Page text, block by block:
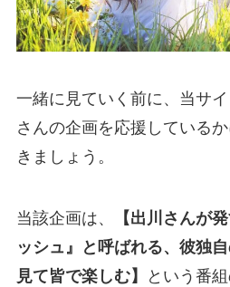
一緒に見ていく前に、当サ
さんの企画を応援している
きましょう。
当該企画は、
【出川さんが
ッシュ』と呼ばれる、彼独
見て皆で楽しむ】
という番